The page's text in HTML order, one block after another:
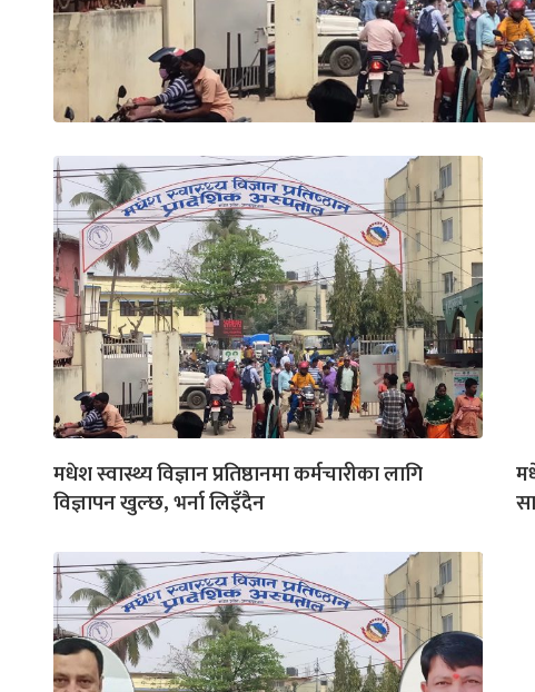
मधेश स्वास्थ्य विज्ञान प्रतिष्ठानमा कर्मचारीका लागि
विज्ञापन खुल्छ, भर्ना लिइँदैन